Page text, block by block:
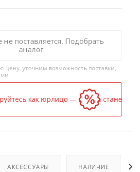
не поставляется. Подобрать
аналог
цену, уточним возможность поставки,
как юрлицо — и цена станет
АКСЕССУАРЫ НАЛИЧИЕ